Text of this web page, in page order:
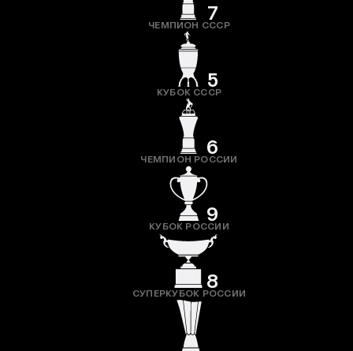
7
ЧЕМПИОН СССР
5
КУБОК СССР
6
ЧЕМПИОН РОССИИ
9
КУБОК РОССИИ
8
СУПЕРКУБОК РОССИИ